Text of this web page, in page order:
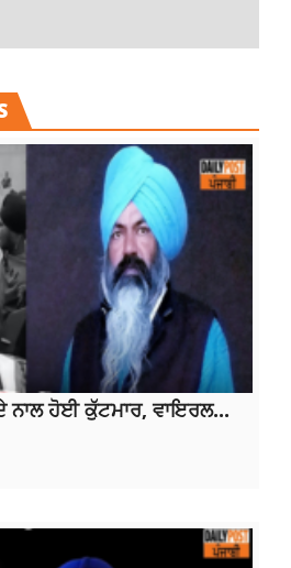
ਨਾਲ ਹੋਈ ਕੁੱਟਮਾਰ, ਵਾਇਰਲ...